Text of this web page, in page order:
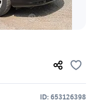
ID: 653126398